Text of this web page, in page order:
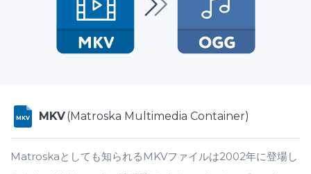
MKV MKV(Matroska Multimedia Container)
Matroskaとしても知られるMKVファイルは2002年に登場し